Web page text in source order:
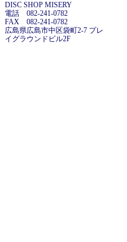
DISC SHOP MISERY
電話 082-241-0782
FAX 082-241-0782
広島県広島市中区袋町2-7 プレ
イグラウンドビル2F